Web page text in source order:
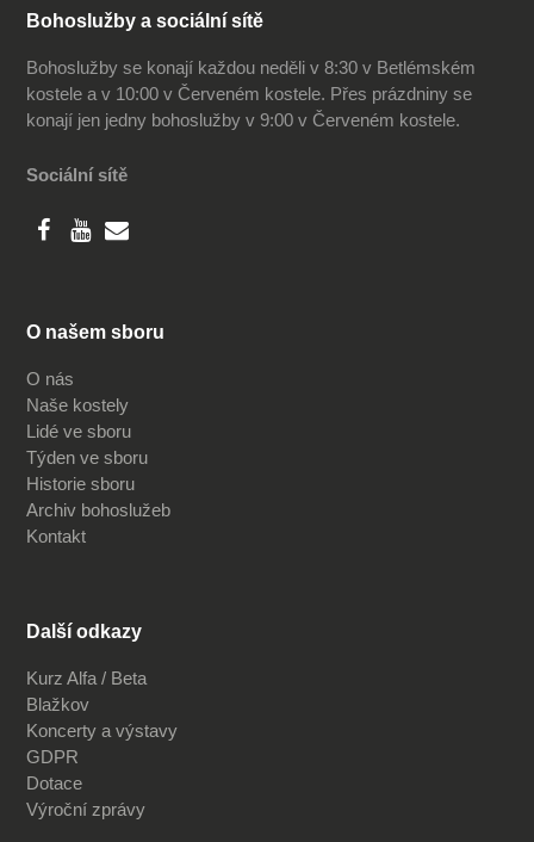
Bohoslužby a sociální sítě
Bohoslužby se konají každou neděli v 8:30 v Betlémském
kostele a v 10:00 v Červeném kostele. Přes prázdniny se
konají jen jedny bohoslužby v 9:00 v Červeném kostele.
Sociální sítě
O našem sboru
O nás
Naše kostely
Lidé ve sboru
Týden ve sboru
Historie sboru
Archiv bohoslužeb
Kontakt
Další odkazy
Kurz Alfa / Beta
Blažkov
Koncerty a výstavy
GDPR
Dotace
Výroční zprávy